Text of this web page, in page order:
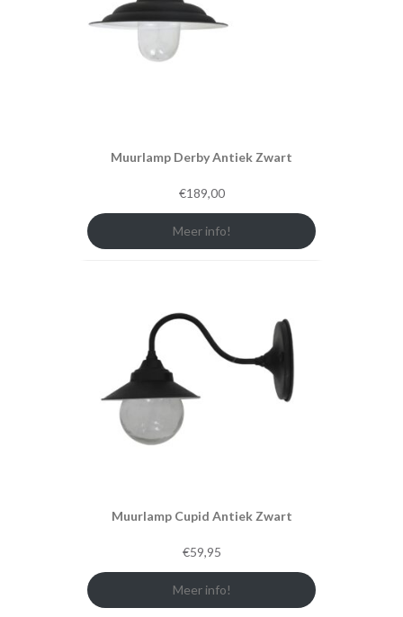
Muurlamp Derby Antiek Zwart
€189,00
Meer info!
Muurlamp Cupid Antiek Zwart
€59,95
Meer info!